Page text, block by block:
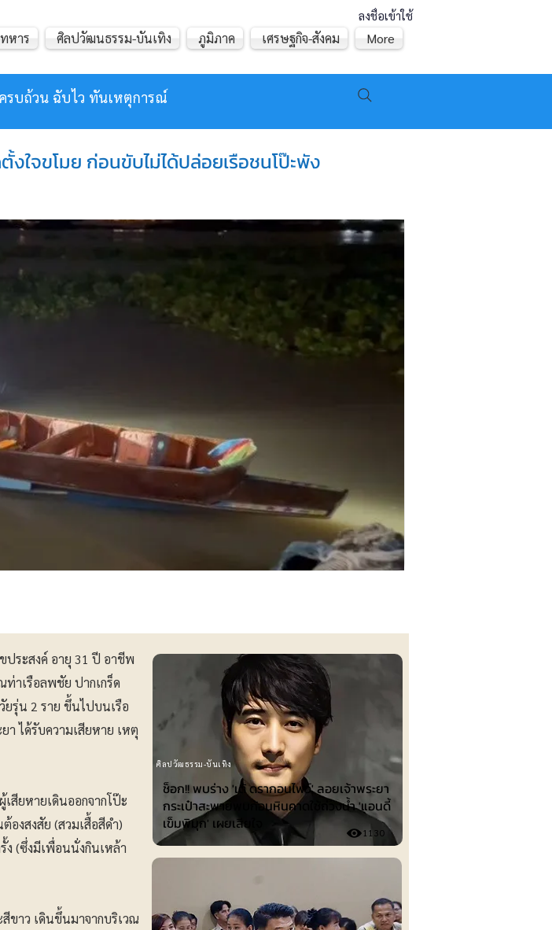
ลงชื่อเข้าใช้
รบถ้วน ฉับไว ทันเหตุการณ์
หาร ศิลปวัฒนธรรม-บันเทิง ภูมิภาค เศรษฐกิจ-สังคม More
งใจขโมย ก่อนขับไม่ได้ปล่อยเรือชนโป๊ะพัง
ประสงค์ อายุ 31 ปี อาชีพ
ท่าเรือลพชัย ปากเกร็ด
ยรุ่น 2 ราย ขึ้นไปบนเรือ
า ได้รับความเสียหาย เหตุ
สียหายเดินออกจากโป๊ะ
องสงสัย (สวมเสื้อสีดำ)
ง (ซึ่งมีเพื่อนนั่งกินเหล้า
ขาว เดินขึ้นมาจากบริเวณ
ช็อก!! พบร่าง 'เต้ ดรากอนไฟว์' ลอยเจ้าพระยา
กระเป๋าสะพายพบก้อนหินคาดใช้ถ่วงน้ำ 'แอนดี้
เข็มพิมุก' เผยเสียใจ
1130
ศิลปวัฒธรรม-บันเทิง